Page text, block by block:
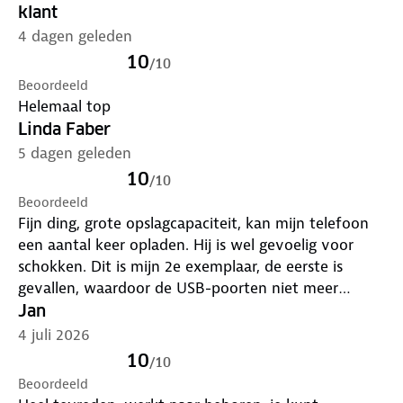
tegen overstroom, oververhitting en kortsluiting.
Klein genoeg om in je zak of tas mee te nemen.
USB-C input én output
De USB-C poort kan zowel als input als output
worden gebruikt en ondersteunt high-speed Power
Delivery opladen.
Productspecificaties
Productsoort: Powerbank
Merk: Strex
Capaciteit: 27.000 mAh
Input: 5V/3.0A, 9V/2.2A (USB-C)
klant
4 dagen geleden
10/10
Beoordeeld
Helemaal top
Linda Faber
5 dagen geleden
10/10
Beoordeeld
Fijn ding, grote opslagcapaciteit, kan mijn telefoon
een aantal keer opladen. Hij is wel gevoelig voor
schokken. Dit is mijn 2e exemplaar, de eerste is
gevallen, waardoor de USB-poorten niet meer
werken, de USB-C poort nog wel. Ik gebruikdie
powerbank nog wel, maar niet meer als
multifunctioneel apparaat. Dus ga er voorzichtig
mee om.
Jan
4 juli 2026
10/10
Beoordeeld